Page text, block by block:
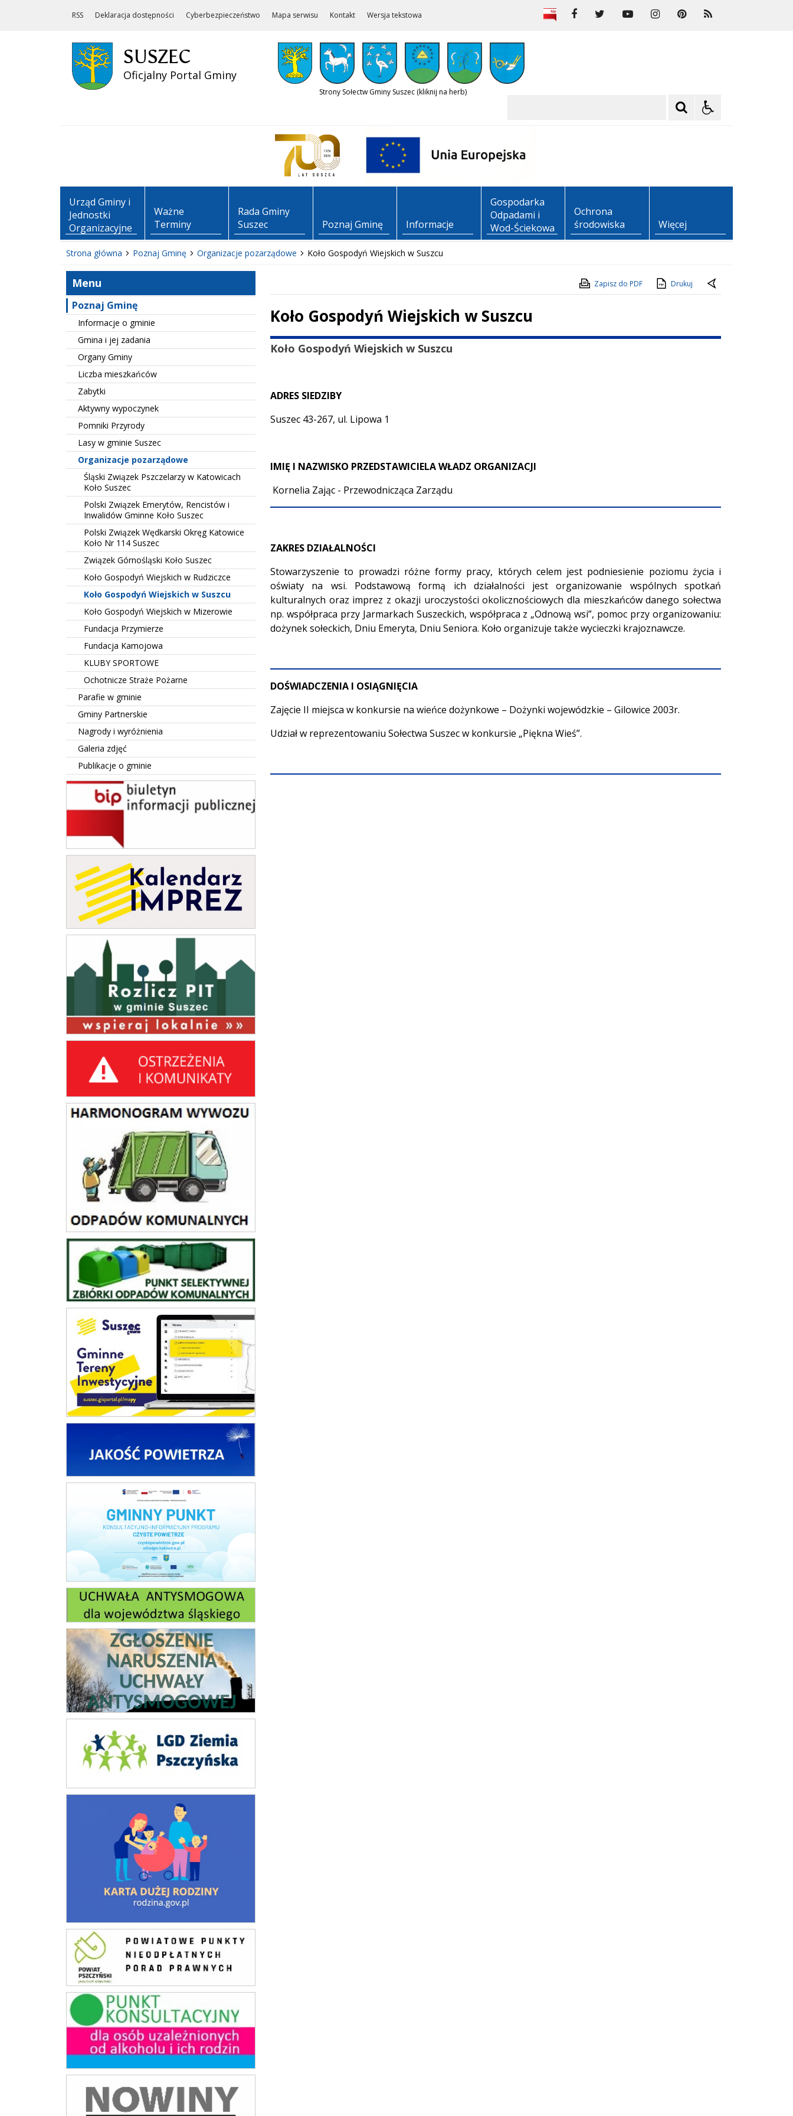
RSS Deklaracja dostępności Cyberbezpieczeństwo Mapa serwisu Kontakt Wersja tekstowa
SUSZEC
Oficjalny Portal Gminy
Strony Sołectw Gminy Suszec (kliknij na herb)
Urząd Gminy i
Jednostki
Organizacyjne
Ważne
Terminy
Rada Gminy
Suszec
Poznaj Gminę Informacje
Gospodarka
Odpadami i
Wod-Ściekowa
Ochrona
środowiska
Więcej
Strona główna Poznaj Gminę Organizacje pozarządowe Koło Gospodyń Wiejskich w Suszcu
Menu
Poznaj Gminę
Informacje o gminie
Gmina i jej zadania
Organy Gminy
Liczba mieszkańców
Zabytki
Aktywny wypoczynek
Pomniki Przyrody
Lasy w gminie Suszec
Organizacje pozarządowe
Śląski Związek Pszczelarzy w Katowicach
Koło Suszec
Polski Związek Emerytów, Rencistów i
Inwalidów Gminne Koło Suszec
Polski Związek Wędkarski Okręg Katowice
Koło Nr 114 Suszec
Związek Górnośląski Koło Suszec
Koło Gospodyń Wiejskich w Rudziczce
Koło Gospodyń Wiejskich w Suszcu
Koło Gospodyń Wiejskich w Mizerowie
Fundacja Przymierze
Fundacja Kamojowa
KLUBY SPORTOWE
Ochotnicze Straże Pożarne
Parafie w gminie
Gminy Partnerskie
Nagrody i wyróżnienia
Galeria zdjęć
Publikacje o gminie
BIP Suszec
Kalendarz Imprez
Ostrzeżenia i komunikaty
harmonogram wywozu odpadów komunalnych
PSZOK
Jakość powietrza
Czyste Powietrze
Uchwała antysmogowa
Zgłoszenie naruszeń ustawy antysmogowej
Lokalna grupa działania
Karta dużej rodziny
Punkty Nieodpłatnej Pomocy Prawnej
Punkt konsultacyjny
Nowiny
Zapisz do PDF Drukuj
Koło Gospodyń Wiejskich w Suszcu
Treść
Koło Gospodyń Wiejskich w Suszcu
ADRES SIEDZIBY
Suszec 43-267, ul. Lipowa 1
IMIĘ I NAZWISKO PRZEDSTAWICIELA WŁADZ ORGANIZACJI
Kornelia Zając - Przewodnicząca Zarządu
ZAKRES DZIAŁALNOŚCI
Stowarzyszenie to prowadzi różne formy pracy, których celem jest podniesienie poziomu życia i
oświaty na wsi. Podstawową formą ich działalności jest organizowanie wspólnych spotkań
kulturalnych oraz imprez z okazji uroczystości okolicznościowych dla mieszkańców danego sołectwa
np. współpraca przy Jarmarkach Suszeckich, współpraca z „Odnową wsi”, pomoc przy organizowaniu:
dożynek sołeckich, Dniu Emeryta, Dniu Seniora. Koło organizuje także wycieczki krajoznawcze.
DOŚWIADCZENIA I OSIĄGNIĘCIA
Zajęcie II miejsca w konkursie na wieńce dożynkowe – Dożynki wojewódzkie – Gilowice 2003r.
Udział w reprezentowaniu Sołectwa Suszec w konkursie „Piękna Wieś”.